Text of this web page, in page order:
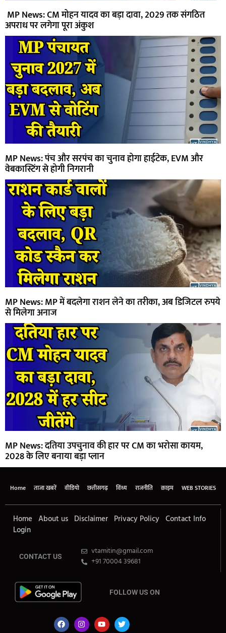
MP News: CM मोहन यादव का बड़ा दावा, 2029 तक संगठित
अपराध पर लगेगा पूरा अंकुश
MP News: पंच और सरपंच का चुनाव होगा हाईटेक, EVM और
वेबकास्टिंग से होगी निगरानी
MP News: MP में बदलेगा राशन लेने का तरीका, अब डिजिटल रुपये
से मिलेगा अनाज
MP News: दतिया उपचुनाव की हार पर CM का भरोसा कायम,
2028 के लिए बनाया बड़ा प्लान
Home ताजा खबरें वीडियो छत्तीसगढ़ विंध्य राजनीति क्राइम WEB STORIES
Home About us Disclaimer Privacy Policy Contact Info
Login
CONTACT US
vtamitin@gmail.com
+91 70004 39681
FOLLOW US ON